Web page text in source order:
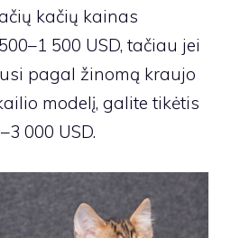
kačių kainas
500 USD, tačiau jei
pagal žinomą kraujo
modelį, galite tikėtis
000 USD.